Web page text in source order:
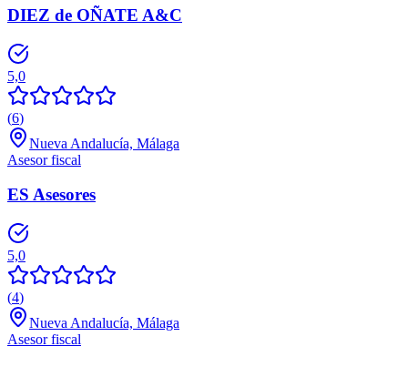
DIEZ de OÑATE A&C
5,0
(6)
Nueva Andalucía, Málaga
Asesor fiscal
ES Asesores
5,0
(4)
Nueva Andalucía, Málaga
Asesor fiscal